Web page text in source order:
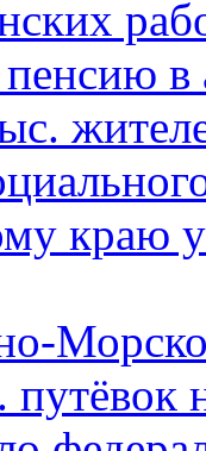
в
краю